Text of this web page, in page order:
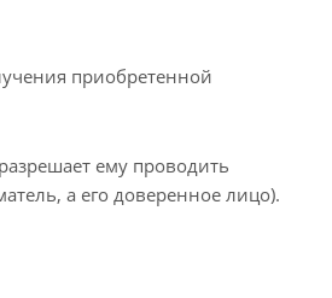
приобретенной
ему проводить
а его доверенное лицо).